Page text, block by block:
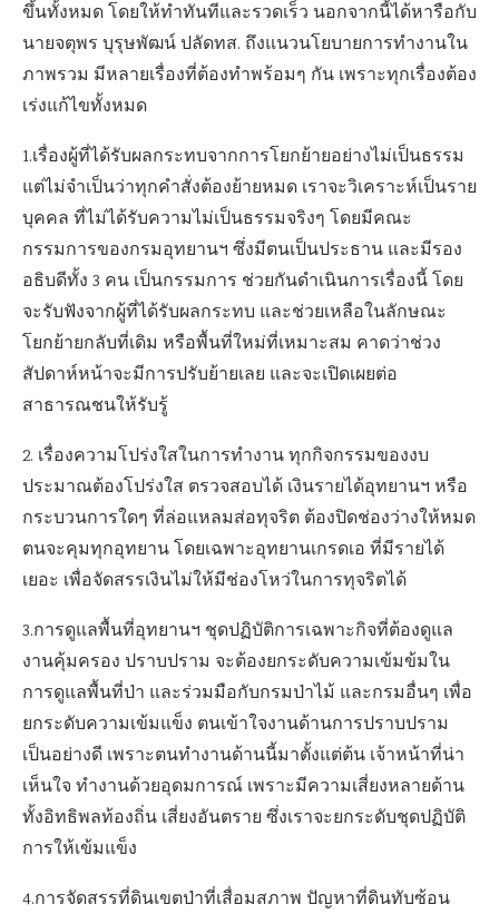
ขึ้นทั้งหมด โดยให้ทำทันทีและรวดเร็ว นอกจากนี้ได้หารือกับ
นายจตุพร บุรุษพัฒน์ ปลัดทส. ถึงแนวนโยบายการทำงานใน
ภาพรวม มีหลายเรื่องที่ต้องทำพร้อมๆ กัน เพราะทุกเรื่องต้อง
เร่งแก้ไขทั้งหมด
1.เรื่องผู้ที่ได้รับผลกระทบจากการโยกย้ายอย่างไม่เป็นธรรม
แต่ไม่จำเป็นว่าทุกคำสั่งต้องย้ายหมด เราจะวิเคราะห์เป็นราย
บุคคล ที่ไม่ได้รับความไม่เป็นธรรมจริงๆ โดยมีคณะ
กรรมการของกรมอุทยานฯ ซึ่งมีตนเป็นประธาน และมีรอง
อธิบดีทั้ง 3 คน เป็นกรรมการ ช่วยกันดำเนินการเรื่องนี้ โดย
จะรับฟังจากผู้ที่ได้รับผลกระทบ และช่วยเหลือในลักษณะ
โยกย้ายกลับที่เดิม หรือพื้นที่ใหม่ที่เหมาะสม คาดว่าช่วง
สัปดาห์หน้าจะมีการปรับย้ายเลย และจะเปิดเผยต่อ
สาธารณชนให้รับรู้
2. เรื่องความโปร่งใสในการทำงาน ทุกกิจกรรมของงบ
ประมาณต้องโปร่งใส ตรวจสอบได้ เงินรายได้อุทยานฯ หรือ
กระบวนการใดๆ ที่ล่อแหลมส่อทุจริต ต้องปิดช่องว่างให้หมด
ตนจะคุมทุกอุทยาน โดยเฉพาะอุทยานเกรดเอ ที่มีรายได้
เยอะ เพื่อจัดสรรเงินไม่ให้มีช่องโหว่ในการทุจริตได้
3.การดูแลพื้นที่อุทยานฯ ชุดปฏิบัติการเฉพาะกิจที่ต้องดูแล
งานคุ้มครอง ปราบปราม จะต้องยกระดับความเข้มข้มใน
การดูแลพื้นที่ป่า และร่วมมือกับกรมป่าไม้ และกรมอื่นๆ เพื่อ
ยกระดับความเข้มแข็ง ตนเข้าใจงานด้านการปราบปราม
เป็นอย่างดี เพราะตนทำงานด้านนี้มาตั้งแต่ต้น เจ้าหน้าที่น่า
เห็นใจ ทำงานด้วยอุดมการณ์ เพราะมีความเสี่ยงหลายด้าน
ทั้งอิทธิพลท้องถิ่น เสี่ยงอันตราย ซึ่งเราจะยกระดับชุดปฏิบัติ
การให้เข้มแข็ง
4.การจัดสรรที่ดินเขตป่าที่เสื่อมสภาพ ปัญหาที่ดินทับซ้อน